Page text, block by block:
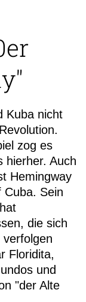
Kuba nicht
zog es
hierher. Auch
Hemingway
Cuba. Sein
die sich
Floridita,
und
"der Alte